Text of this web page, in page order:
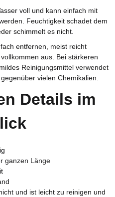
voll und kann einfach mit
Feuchtigkeit schadet dem
schimmelt es nicht.
entfernen, meist reicht
aus. Bei stärkeren
Reinigungsmittel verwendet
vielen Chemikalien.
Details im
ganzen Länge
und ist leicht zu reinigen und